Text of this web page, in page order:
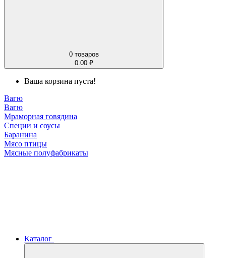
0 товаров
0.00 ₽
Ваша корзина пуста!
Вагю
Вагю
Мраморная говядина
Специи и соусы
Баранина
Мясо птицы
Мясные полуфабрикаты
Каталог